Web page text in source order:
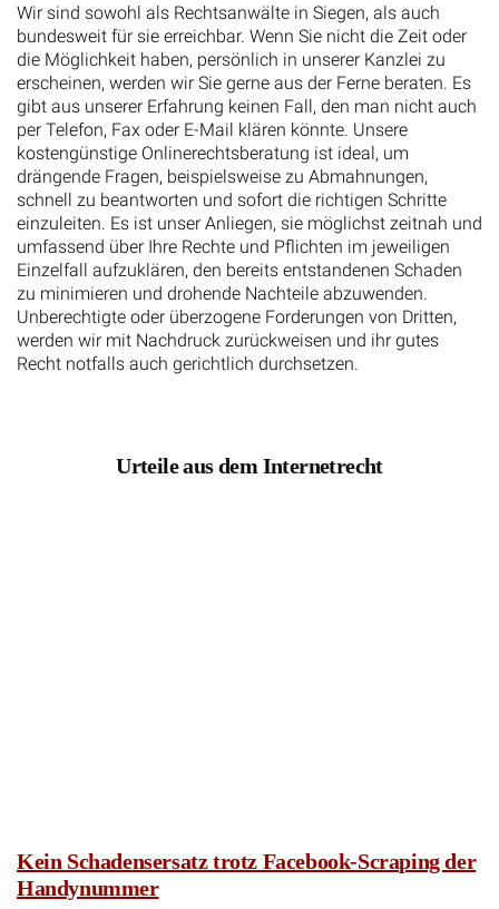
Wir sind sowohl als Rechtsanwälte in Siegen, als auch
bundesweit für sie erreichbar. Wenn Sie nicht die Zeit oder
die Möglichkeit haben, persönlich in unserer Kanzlei zu
erscheinen, werden wir Sie gerne aus der Ferne beraten. Es
gibt aus unserer Erfahrung keinen Fall, den man nicht auch
per Telefon, Fax oder E-Mail klären könnte. Unsere
kostengünstige Onlinerechtsberatung ist ideal, um
drängende Fragen, beispielsweise zu Abmahnungen,
schnell zu beantworten und sofort die richtigen Schritte
einzuleiten. Es ist unser Anliegen, sie möglichst zeitnah und
umfassend über Ihre Rechte und Pflichten im jeweiligen
Einzelfall aufzuklären, den bereits entstandenen Schaden
zu minimieren und drohende Nachteile abzuwenden.
Unberechtigte oder überzogene Forderungen von Dritten,
werden wir mit Nachdruck zurückweisen und ihr gutes
Recht notfalls auch gerichtlich durchsetzen.
Urteile aus dem Internetrecht
Kein Schadensersatz trotz Facebook-Scraping der
Handynummer